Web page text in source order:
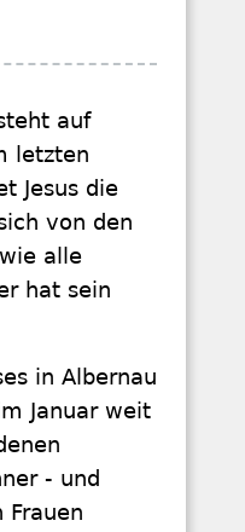
auf
letzten
Jesus die
von den
alle
hat sein
in Albernau
Januar weit
- und